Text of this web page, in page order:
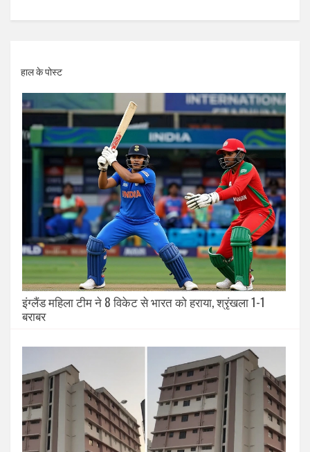
हाल के पोस्ट
इंग्लैंड महिला टीम ने 8 विकेट से भारत को हराया, श्रृंखला 1-1
बराबर